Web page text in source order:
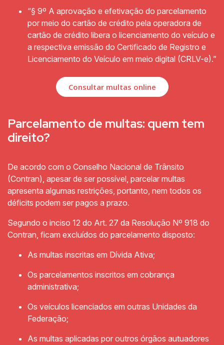
“§ 9º A aprovação e efetivação do parcelamento
por meio do cartão de crédito pela operadora de
cartão de crédito libera o licenciamento do veículo e
a respectiva emissão do Certificado de Registro e
Licenciamento do Veículo em meio digital (CRLV-e).”
Consultar multas online
Parcelamento de multas: quem tem
direito?
De acordo com o Conselho Nacional de Trânsito
(Contran), apesar de ser possível, parcelar multas
apresenta algumas restrições, portanto, nem todos os
déficits podem ser pagos a prazo.
Segundo o inciso 12 do Art. 27 da Resolução Nº 918 do
Contran, ficam excluídos do parcelamento disposto:
As multas inscritas em Dívida Ativa;
Os parcelamentos inscritos em cobrança
administrativa;
Os veículos licenciados em outras Unidades da
Federação;
As multas aplicadas por outros órgãos autuadores